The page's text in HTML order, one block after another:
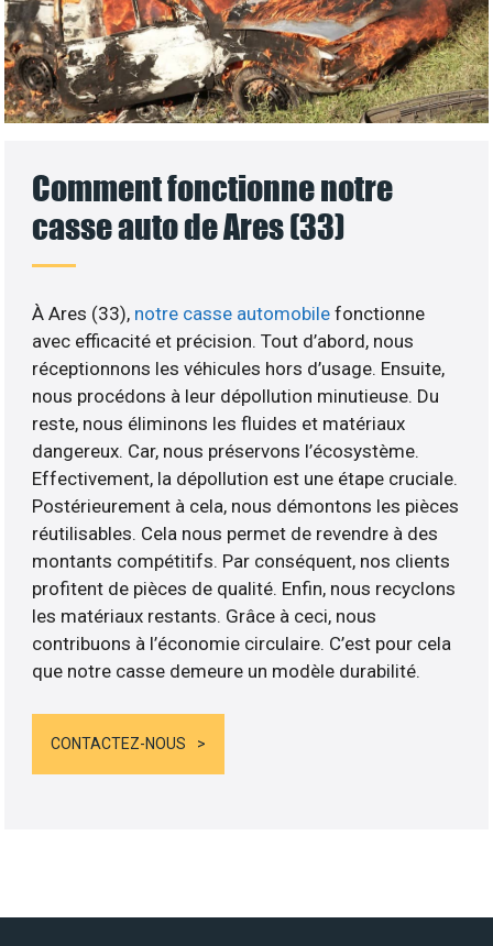
Comment fonctionne notre
casse auto de Ares (33)
À Ares (33), notre casse automobilefonctionne
avec efficacité et précision. Tout d’abord, nous
réceptionnons les véhicules hors d’usage. Ensuite,
nous procédons à leur dépollution minutieuse. Du
reste, nous éliminons les fluides et matériaux
dangereux. Car, nous préservons l’écosystème.
Effectivement, la dépollution est une étape cruciale.
Postérieurement à cela, nous démontons les pièces
réutilisables. Cela nous permet de revendre à des
montants compétitifs. Par conséquent, nos clients
profitent de pièces de qualité. Enfin, nous recyclons
les matériaux restants. Grâce à ceci, nous
contribuons à l’économie circulaire. C’est pour cela
que notre casse demeure un modèle durabilité.
CONTACTEZ-NOUS